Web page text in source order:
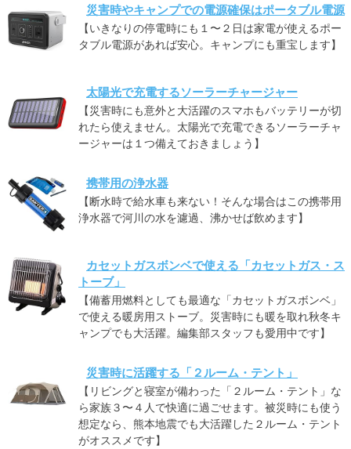
災害時やキャンプでの電源確保はポータブル電源
【いきなりの停電時にも１〜２日は家電が使えるポー
タブル電源があれば安心。キャンプにも重宝します】
太陽光で充電するソーラーチャージャー
【災害時にも意外と大活躍のスマホもバッテリーが切
れたら使えません。太陽光で充電できるソーラーチャ
ージャーは１つ備えておきましょう】
携帯用の浄水器
【断水時で給水車も来ない！そんな場合はこの携帯用
浄水器で河川の水を濾過、沸かせば飲めます】
カセットガスボンベで使える「カセットガス・ス
トーブ」
【備蓄用燃料としても最適な「カセットガスボンベ」
で使える暖房用ストーブ。災害時にも暖を取れ秋冬キ
ャンプでも大活躍。編集部スタッフも愛用中です】
災害時に活躍する「２ルーム・テント」
【リビングと寝室が備わった「２ルーム・テント」な
ら家族３〜４人で快適に過ごせます。被災時にも使う
想定なら、熊本地震でも大活躍した２ルーム・テント
がオススメです】